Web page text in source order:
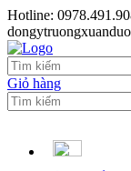
Hotline:
Giỏ hàng